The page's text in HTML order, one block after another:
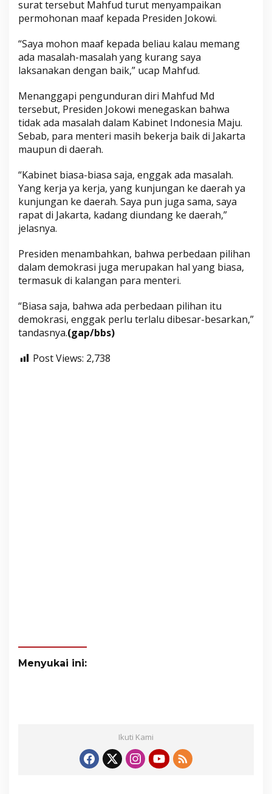
surat tersebut Mahfud turut menyampaikan
permohonan maaf kepada Presiden Jokowi.
“Saya mohon maaf kepada beliau kalau memang
ada masalah-masalah yang kurang saya
laksanakan dengan baik,” ucap Mahfud.
Menanggapi pengunduran diri Mahfud Md
tersebut, Presiden Jokowi menegaskan bahwa
tidak ada masalah dalam Kabinet Indonesia Maju.
Sebab, para menteri masih bekerja baik di Jakarta
maupun di daerah.
“Kabinet biasa-biasa saja, enggak ada masalah.
Yang kerja ya kerja, yang kunjungan ke daerah ya
kunjungan ke daerah. Saya pun juga sama, saya
rapat di Jakarta, kadang diundang ke daerah,”
jelasnya.
Presiden menambahkan, bahwa perbedaan pilihan
dalam demokrasi juga merupakan hal yang biasa,
termasuk di kalangan para menteri.
“Biasa saja, bahwa ada perbedaan pilihan itu
demokrasi, enggak perlu terlalu dibesar-besarkan,”
tandasnya.(gap/bbs)
Post Views: 2,738
Menyukai ini:
Ikuti Kami